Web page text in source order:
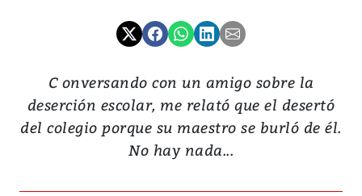
C onversando con un amigo sobre la
deserción escolar, me relató que el desertó
del colegio porque su maestro se burló de él.
No hay nada...